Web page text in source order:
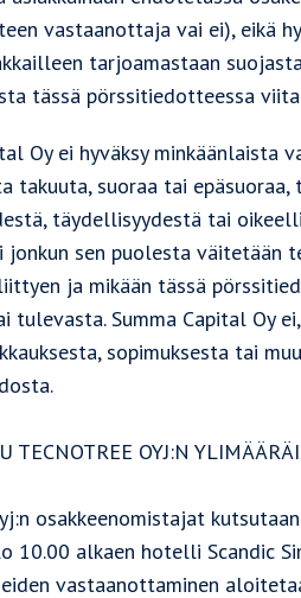
vastaanottaja vai ei), eikä
tarjoamastaan
tässä pörssitiedotteessa
Oy ei hyväksy
takuuta, suoraa tai
täydellisyydestä tai
jonkun sen puolesta väitetään
ja mikään tässä
tulevasta. Summa Capital Oy
sopimuksesta tai
TECNOTREE OYJ:N
osakkeenomistajat
10.00 alkaen hotelli Scandic
vastaanottaminen